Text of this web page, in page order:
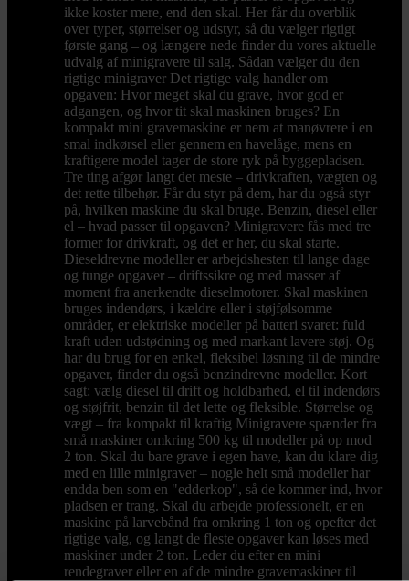
ikke koster mere, end den skal. Her får du overblik
over typer, størrelser og udstyr, så du vælger rigtigt
første gang – og længere nede finder du vores aktuelle
udvalg af minigravere til salg. Sådan vælger du den
rigtige minigraver Det rigtige valg handler om
opgaven: Hvor meget skal du grave, hvor god er
adgangen, og hvor tit skal maskinen bruges? En
kompakt mini gravemaskine er nem at manøvrere i en
smal indkørsel eller gennem en havelåge, mens en
kraftigere model tager de store ryk på byggepladsen.
Tre ting afgør langt det meste – drivkraften, vægten og
det rette tilbehør. Får du styr på dem, har du også styr
på, hvilken maskine du skal bruge. Benzin, diesel eller
el – hvad passer til opgaven? Minigravere fås med tre
former for drivkraft, og det er her, du skal starte.
Dieseldrevne modeller er arbejdshesten til lange dage
og tunge opgaver – driftssikre og med masser af
moment fra anerkendte dieselmotorer. Skal maskinen
bruges indendørs, i kældre eller i støjfølsomme
områder, er elektriske modeller på batteri svaret: fuld
kraft uden udstødning og med markant lavere støj. Og
har du brug for en enkel, fleksibel løsning til de mindre
opgaver, finder du også benzindrevne modeller. Kort
sagt: vælg diesel til drift og holdbarhed, el til indendørs
og støjfrit, benzin til det lette og fleksible. Størrelse og
vægt – fra kompakt til kraftig Minigravere spænder fra
små maskiner omkring 500 kg til modeller på op mod
2 ton. Skal du bare grave i egen have, kan du klare dig
med en lille minigraver – nogle helt små modeller har
endda ben som en "edderkop", så de kommer ind, hvor
pladsen er trang. Skal du arbejde professionelt, er en
maskine på larvebånd fra omkring 1 ton og opefter det
rigtige valg, og langt de fleste opgaver kan løses med
maskiner under 2 ton. Leder du efter en mini
rendegraver eller en af de mindre gravemaskiner til